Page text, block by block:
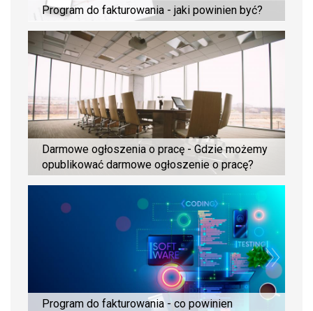
Program do fakturowania - jaki powinien być?
Darmowe ogłoszenia o pracę - Gdzie możemy
opublikować darmowe ogłoszenie o pracę?
Program do fakturowania - co powinien